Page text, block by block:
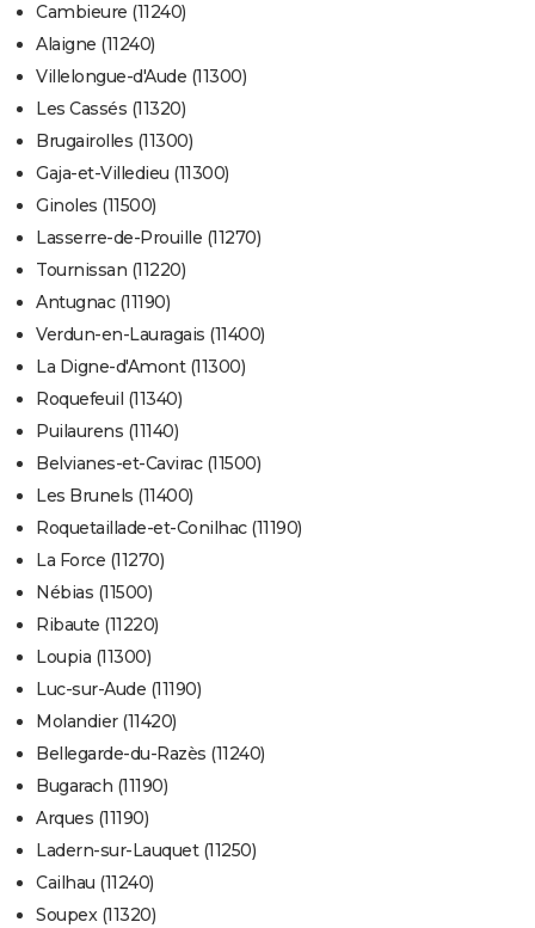
Cambieure (11240)
Alaigne (11240)
Villelongue-d'Aude (11300)
Les Cassés (11320)
Brugairolles (11300)
Gaja-et-Villedieu (11300)
Ginoles (11500)
Lasserre-de-Prouille (11270)
Tournissan (11220)
Antugnac (11190)
Verdun-en-Lauragais (11400)
La Digne-d'Amont (11300)
Roquefeuil (11340)
Puilaurens (11140)
Belvianes-et-Cavirac (11500)
Les Brunels (11400)
Roquetaillade-et-Conilhac (11190)
La Force (11270)
Nébias (11500)
Ribaute (11220)
Loupia (11300)
Luc-sur-Aude (11190)
Molandier (11420)
Bellegarde-du-Razès (11240)
Bugarach (11190)
Arques (11190)
Ladern-sur-Lauquet (11250)
Cailhau (11240)
Soupex (11320)